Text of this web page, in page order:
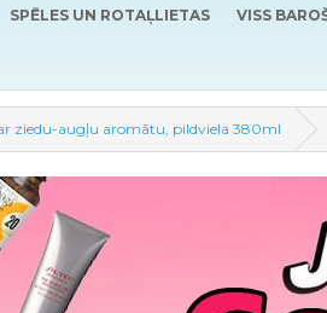
SPĒLES UN ROTAĻLIETAS VISS
ziedu-augļu aromātu, pildviela 380ml